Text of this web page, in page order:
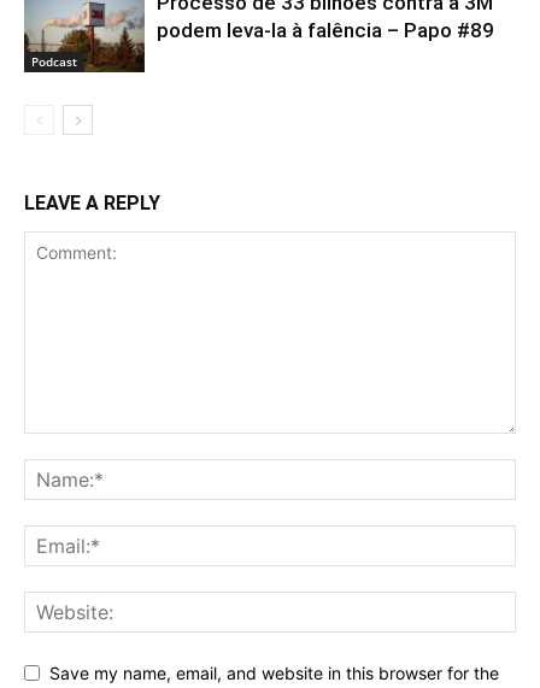
Podcast
podem leva-la à falência – Papo #89
LEAVE A REPLY
Save my name, email, and website in this browser for the